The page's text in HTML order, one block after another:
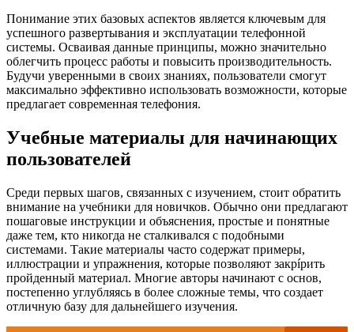
Понимание этих базовых аспектов является ключевым для
успешного развертывания и эксплуатации телефонной
системы. Осваивая данные принципы, можно значительно
облегчить процесс работы и повысить производительность.
Будучи уверенными в своих знаниях, пользователи смогут
максимально эффективно использовать возможности, которые
предлагает современная телефония.
Учебные материалы для начинающих
пользователей
Среди первых шагов, связанных с изучением, стоит обратить
внимание на учебники для новичков. Обычно они предлагают
пошаговые инструкции и объяснения, простые и понятные
даже тем, кто никогда не сталкивался с подобными
системами. Такие материалы часто содержат примеры,
иллюстрации и упражнения, которые позволяют закрípить
пройденный материал. Многие авторы начинают с основ,
постепенно углубляясь в более сложные темы, что создает
отличную базу для дальнейшего изучения.